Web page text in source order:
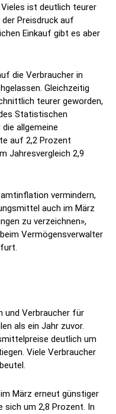
ist deutlich teurer
Preisdruck auf
Einkauf gibt es aber
die Verbraucher in
Gleichzeitig
teurer geworden,
Statistischen
allgemeine
auf 2,2 Prozent
Jahresvergleich 2,9
vermindern,
auch im März
zu verzeichnen»,
Vermögensverwalter
und Verbraucher für
als ein Jahr zuvor.
deutlich um
Viele Verbraucher
März erneut günstiger
sich um 2,8 Prozent. In